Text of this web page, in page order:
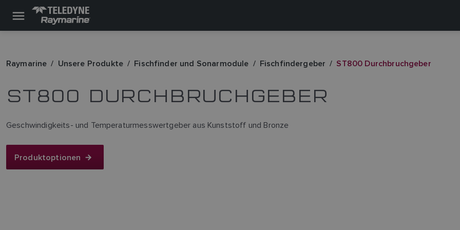
Raymarine Unsere Produkte Fischfinder und Sonarmodule Fischfindergeber ST800 Durchbruchgeber
ST800 DURCHBRUCHGEBER
Geschwindigkeits- und Temperaturmesswertgeber aus Kunststoff und Bronze
Produktoptionen